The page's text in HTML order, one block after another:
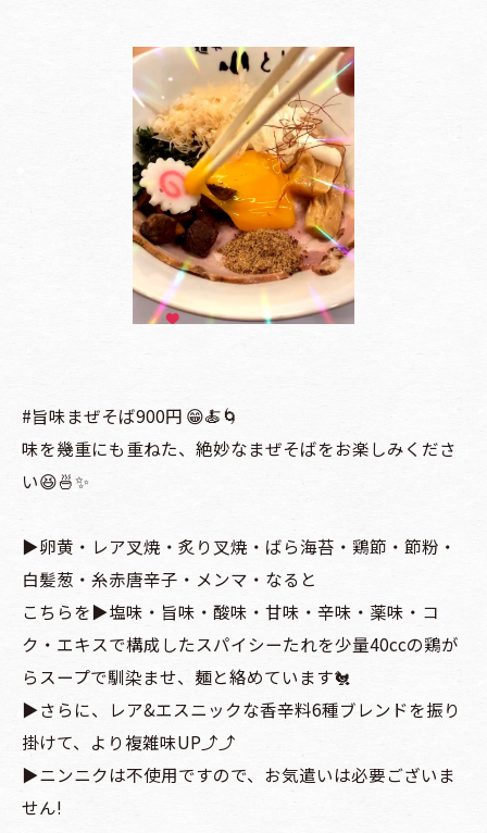
#旨味まぜそば900円 😁🍝🌀
味を幾重にも重ねた、絶妙なまぜそばをお楽しみくださ
い😆🍜✨
▶️卵黄・レア叉焼・炙り叉焼・ばら海苔・鶏節・節粉・
白髪葱・糸赤唐辛子・メンマ・なると
こちらを▶️塩味・旨味・酸味・甘味・辛味・薬味・コ
ク・エキスで構成したスパイシーたれを少量40ccの鶏が
らスープで馴染ませ、麺と絡めています🐔
▶️さらに、レア&エスニックな香辛料6種ブレンドを振り
掛けて、より複雑味UP⤴︎⤴︎
▶️ニンニクは不使用ですので、お気遣いは必要ございま
せん!